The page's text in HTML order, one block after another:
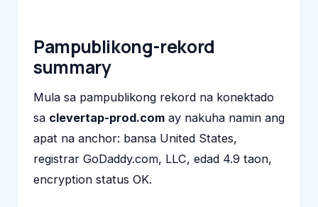
Pampublikong-rekord
summary
Mula sa pampublikong rekord na konektado
sa clevertap-prod.com ay nakuha namin ang
apat na anchor: bansa United States,
registrar GoDaddy.com, LLC, edad 4.9 taon,
encryption status OK.